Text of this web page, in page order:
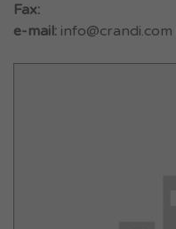
Fax:
e-mail: info@crandi.com